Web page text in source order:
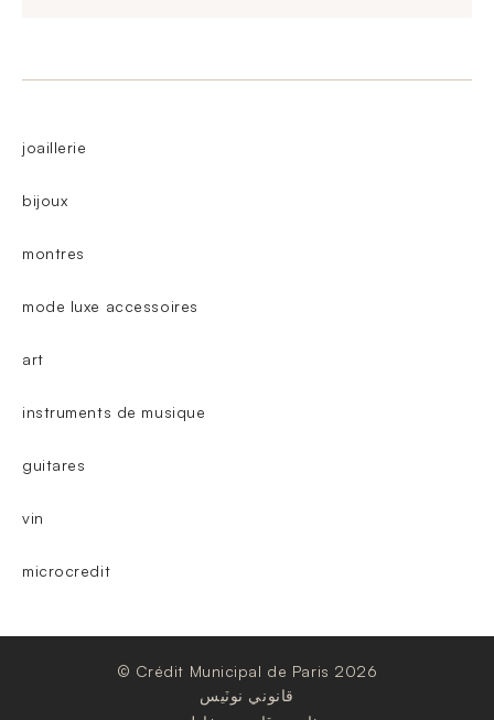
joaillerie
bijoux
montres
mode luxe accessoires
art
instruments de musique
guitares
vin
microcredit
© Crédit Municipal de Paris 2026
قانوني نوٽيس